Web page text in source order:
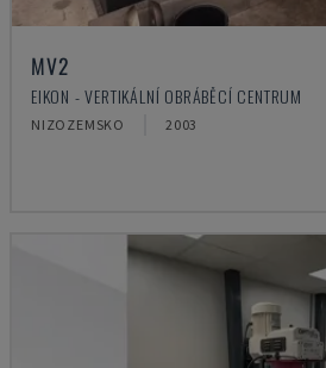
MV2
EIKON - VERTIKÁLNÍ OBRÁBĚCÍ CENTRUM
NIZOZEMSKO 2003